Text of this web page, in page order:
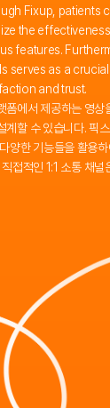
Fixup, patients
the
features.
as a crucial
and trust.
에서 제공하는 영상
할 수 있습니다. 픽
양한 기능들을 활용
접적인 1:1 소통 채널